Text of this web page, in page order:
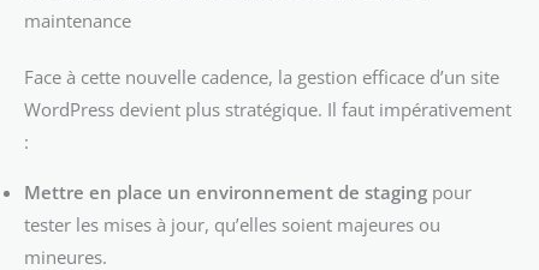
maintenance
Face à cette nouvelle cadence, la gestion efficace d’un site
WordPress devient plus stratégique. Il faut impérativement
:
Mettre en place un environnement de staging pour
tester les mises à jour, qu’elles soient majeures ou
mineures.